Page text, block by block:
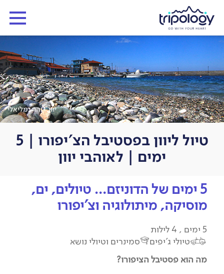
יוון, יזהר גמליאלי
טיול ליוון בפסטיבל הצ'יפורו | 5
ימים | לאוהבי יוון
5 ימים של הדוניזם… טיולים, ים,
מוסיקה, מיתולוגיה וצ'יפורו
5 ימים , 4 לילות
טיולי ג'יפים
סמינרים וטיולי נושא
מה הוא פסטיבל הציפורו?